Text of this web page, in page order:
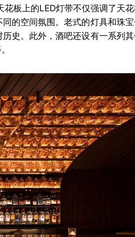
板上的LED灯带不仅强调了天
的空间氛围。老式的灯具和珠
史。此外，酒吧还设有一系列